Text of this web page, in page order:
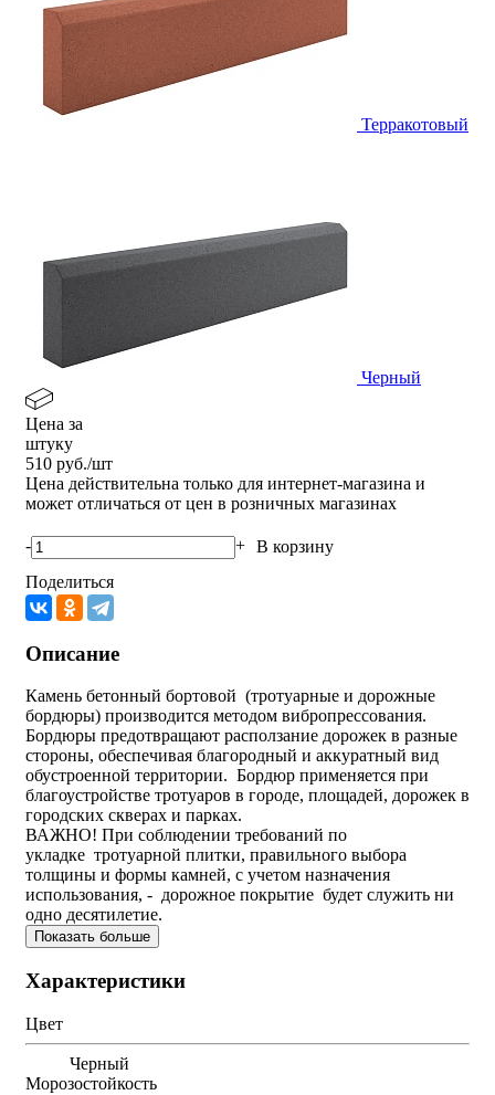
Терракотовый
Черный
Цена за
штуку
510 руб./шт
Цена действительна только для интернет-магазина и
может отличаться от цен в розничных магазинах
- + В корзину
Поделиться
Описание
Камень бетонный бортовой (тротуарные и дорожные
бордюры) производится методом вибропрессования.
Бордюры предотвращают расползание дорожек в разные
стороны, обеспечивая благородный и аккуратный вид
обустроенной территории. Бордюр применяется при
благоустройстве тротуаров в городе, площадей, дорожек в
городских скверах и парках.
ВАЖНО! При соблюдении требований по
укладке тротуарной плитки, правильного выбора
толщины и формы камней, с учетом назначения
использования, - дорожное покрытие будет служить ни
одно десятилетие.
Показать больше
Характеристики
Цвет
Черный
Морозостойкость